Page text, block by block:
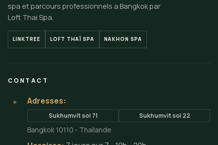
spa et parcours professionnels a Bangkok par
Loft Thai Spa.
LINKTREE LOFT THAÏ SPA NAKHON SPA
CONTACT
⌖ Adresses:
Sukhumvit soi 71 Sukhumvit soi 22
Bangkok 10110 - Thaïlande